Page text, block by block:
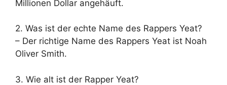
Millionen Dollar angehäuft.
2. Was ist der echte Name des Rappers Yeat?
– Der richtige Name des Rappers Yeat ist Noah
Oliver Smith.
3. Wie alt ist der Rapper Yeat?